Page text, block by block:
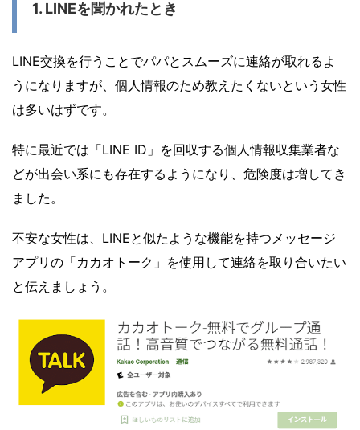
1. LINEを聞かれたとき
LINE交換を行うことでパパとスムーズに連絡が取れるよ
うになりますが、個人情報のため教えたくないという女性
は多いはずです。
特に最近では「LINE ID」を回収する個人情報収集業者な
どが出会い系にも存在するようになり、危険度は増してき
ました。
不安な女性は、LINEと似たような機能を持つメッセージ
アプリの「カカオトーク」を使用して連絡を取り合いたい
と伝えましょう。